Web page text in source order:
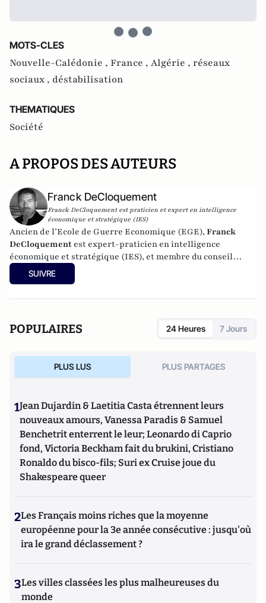
MOTS-CLES
Nouvelle-Calédonie , France , Algérie , réseaux
sociaux , déstabilisation
THEMATIQUES
Société
A PROPOS DES AUTEURS
Franck DeCloquement
Franck DeCloquement est praticien et expert en intelligence
économique et stratégique (IES)
Ancien de l’Ecole de Guerre Economique (EGE), Franck
DeCloquement est expert-praticien en intelligence
économique et stratégique (IES), et membre du conseil
scientifique de l’Institut d’Études de Géopolitique
Appliquée - EGA. Il intervient comme conseil en appui aux
Cercle K2, il est aussi spécialiste des problématiques ayant
les écosystèmes économique et sociaux. Mais également, sur
la prégnance des conflits géoéconomiques et des ingérences
extérieures déstabilisantes sur les Etats européens.
et Stratégiques), il y enseigne l'intelligence économique, les
stratégies d’influence, ainsi que l'impact des ingérences
malveillantes et des actions d’espionnage dans la sphère
économique. Il enseigne également à l'IHEMI (L'institut des
Hautes Etudes du Ministère de l'Intérieur) et à l'IHEDN
(Institut des Hautes Etudes de la Défense Nationale), les
actions d'influence et de contre-ingérence, les stratégies
Stratégique de ces deux instituts. Il a également enseigné la
Géopolitique des Médias et de l'internet à l’IFP (Institut
Française de Presse) de l’université Paris 2 Panthéon-Assas,
d’attaques subversives contre les entreprises - Théorie et
pratique de la contre ingérence économique », paru chez
SUIVRE
POPULAIRES 24 Heures 7 Jours
PLUS LUS PLUS PARTAGES
1Jean Dujardin & Laetitia Casta étrennent leurs
nouveaux amours, Vanessa Paradis & Samuel
Benchetrit enterrent le leur; Leonardo di Caprio
fond, Victoria Beckham fait du brukini, Cristiano
Ronaldo du bisco-fils; Suri ex Cruise joue du
Shakespeare queer
2Les Français moins riches que la moyenne
européenne pour la 3e année consécutive : jusqu'où
ira le grand déclassement ?
3Les villes classées les plus malheureuses du
monde